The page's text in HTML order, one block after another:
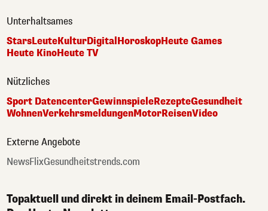
Unterhaltsames
StarsLeuteKulturDigitalHoroskopHeute Games
Heute KinoHeute TV
Nützliches
Sport DatencenterGewinnspieleRezepteGesundheit
WohnenVerkehrsmeldungenMotorReisenVideo
Externe Angebote
NewsFlixGesundheitstrends.com
Topaktuell und direkt in deinem Email-Postfach.